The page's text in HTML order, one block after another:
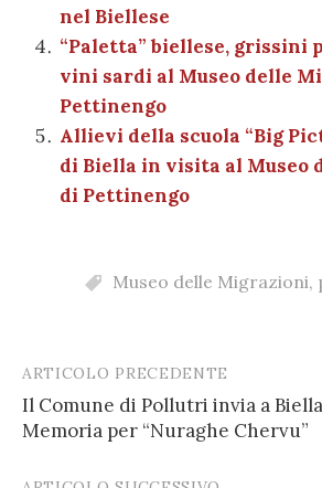
nel Biellese
“Paletta” biellese, grissini
vini sardi al Museo delle
Pettinengo
Allievi della scuola “Big
di Biella in visita al Museo
di Pettinengo
Museo delle Migrazioni,
Post
navigation
ARTICOLO PRECEDENTE
Il Comune di Pollutri invia a
Memoria per “Nuraghe Chervu”